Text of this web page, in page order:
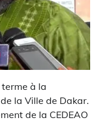
à la
la Ville de Dakar.
de la CEDEAO